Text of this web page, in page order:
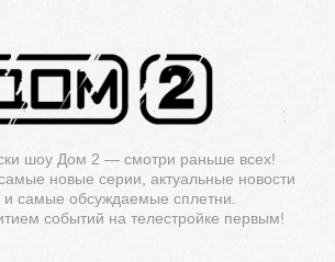
шоу Дом 2 — смотри раньше всех!
новые серии, актуальные новости
и самые обсуждаемые сплетни.
событий на телестройке первым!